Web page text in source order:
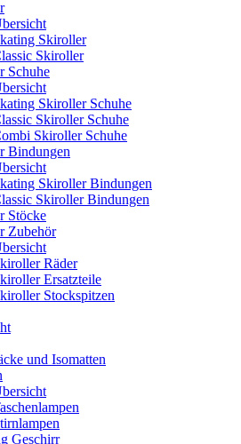
Skiroller
Skiroller
Schuhe
Skiroller Schuhe
Skiroller Schuhe
Skiroller Schuhe
Bindungen
Skiroller Bindungen
Skiroller Bindungen
Stöcke
Zubehör
Räder
Ersatzteile
Stockspitzen
und Isomatten
Geschirr